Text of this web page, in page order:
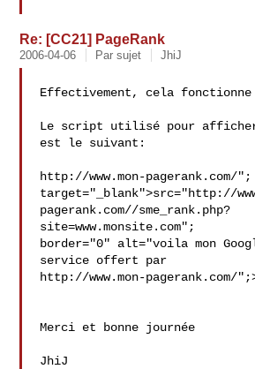
Re: [CC21] PageRank
2006-04-06 Par sujet JhiJ
Effectivement, cela fonctionne
Le script utilisé pour
est le suivant:
http://www.mon-pagerank.com/";
target="_blank">src="http://
pagerank.com//sme_rank.php?
site=www.monsite.com";
border="0" alt="voila mon
service offert par
http://www.mon-pagerank.com/
Merci et bonne journée
JhiJ